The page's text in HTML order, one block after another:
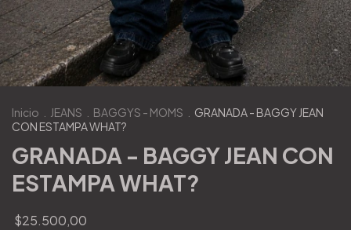
Inicio JEANS BAGGYS - MOMS
GRANADA - BAGGY JEAN
CON ESTAMPA WHAT?
GRANADA - BAGGY JEAN CON
ESTAMPA WHAT?
$25.500,00